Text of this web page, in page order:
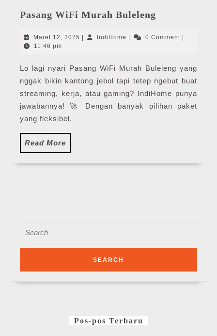
Pasang WiFi Murah Buleleng
Murah
Maret 12, 2025 Maret
| IndiHome IndiHome
| 0 Comment |
11:46 pm
Lo lagi nyari Pasang WiFi Murah Buleleng yang
nggak bikin kantong jebol tapi tetep ngebut buat
streaming, kerja, atau gaming? IndiHome punya
jawabannya! 🚀 Dengan banyak pilihan paket
yang fleksibel,
Read More
More
for:
Pos-pos Terbaru